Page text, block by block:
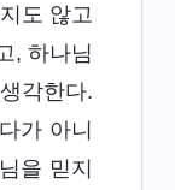
도 않고
, 하나님
각한다.
가 아니
을 믿지